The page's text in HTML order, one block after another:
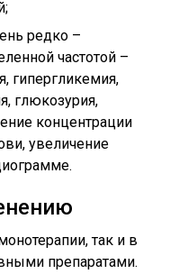
редко –
частотой –
гипергликемия,
глюкозурия,
концентрации
увеличение
так и в
препаратами.